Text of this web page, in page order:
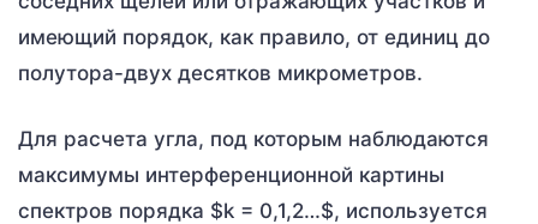
имеющий порядок, как правило, от единиц до
полутора-двух десятков микрометров.
Для расчета угла, под которым наблюдаются
максимумы интерференционной картины
спектров порядка $k = 0,1,2…$, используется